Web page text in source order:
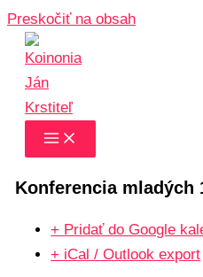
Preskočiť na obsah
Konferencia mladých
+ Pridať do Google
+ iCal / Outlook export